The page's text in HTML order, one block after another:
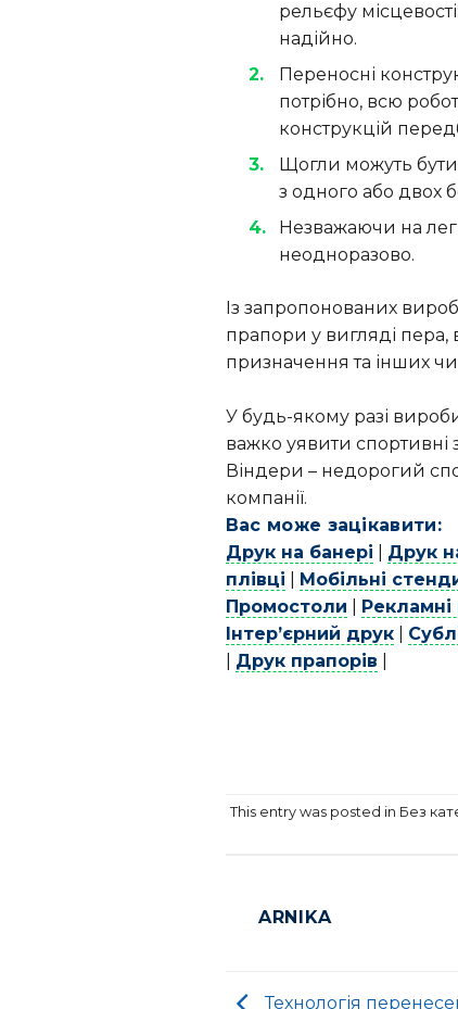
рельєфу
надійно.
Переносні
потрібно, всю
конструкцій
Щогли можуть бути
з одного або двох
Незважаючи на
неодноразово.
Із запропонованих
прапори у вигляді пера,
призначення та інших
У будь-якому разі
важко уявити спортивні
Віндери – недорогий
компанії.
Вас може зацікавити:
Друк на банері
Друк
плівці
Мобільні
Промостоли
Інтер’єрний друк|
Друк прапорів
This entry was posted in Без
ARNIKA
Технологія